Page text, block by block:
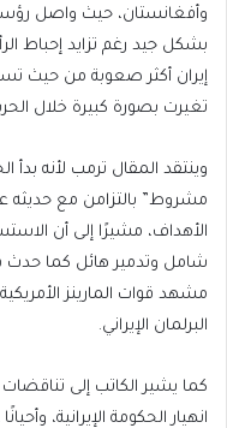
وأفغانستان، حيث واصل
بشكل جيد رغم تزايد إحباط
إيران أكثر صعوبة من حيث
تغيرت بصورة كبيرة خلال
وينتقد المقال ترمب لأنه بدأ
مشروط” بالتزامن مع حديثه
الأهداف، مشيرًا إلى أن
شامل وتدمير هائل كما حدث
مشهد قوات المارينز
البرلمان الإيراني.
كما يشير الكاتب إلى
انهيار الحكومة الإيرانية،